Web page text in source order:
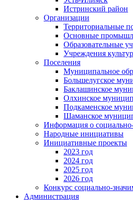
Истринский район
Организации
Территориальные
Основные
Образовательные
Учреждения
Поселения
Муниципальное
Большелугское
Баклашинское
Олхинское
Подкаменское
Шаманское
Информация о
Народные инициативы
Инициативные проекты
2023 год
2024 год
2025 год
2026 год
Конкурс социально-
Администрация